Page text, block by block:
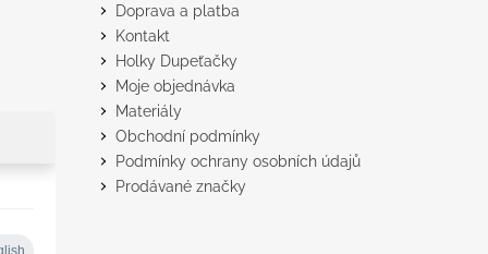
Doprava a platba
Kontakt
Holky Dupeťačky
Moje objednávka
Materiály
Obchodní podmínky
Podmínky ochrany osobních údajů
Prodávané značky